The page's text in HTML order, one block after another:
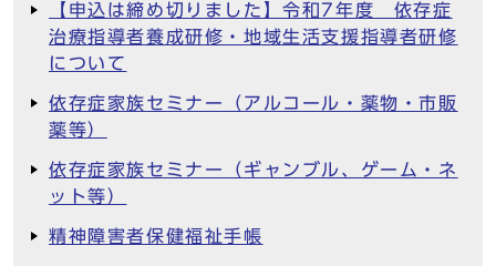
【申込は締め切りました】令和7年度 依存症
治療指導者養成研修・地域生活支援指導者研修
について
依存症家族セミナー（アルコール・薬物・市販
薬等）
依存症家族セミナー（ギャンブル、ゲーム・ネ
ット等）
精神障害者保健福祉手帳